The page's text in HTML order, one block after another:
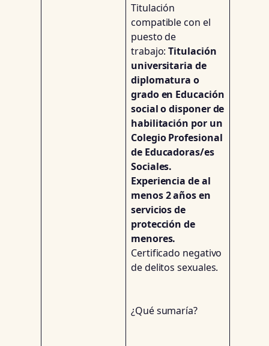
Titulación
compatible con el
puesto de
trabajo:Titulación
universitaria de
diplomatura o
grado en Educación
social o disponer de
habilitación por un
Colegio Profesional
de Educadoras/es
Sociales.
Experiencia de al
menos 2 años en
servicios de
protección de
menores.
Certificado negativo
de delitos sexuales.
¿Qué sumaría?